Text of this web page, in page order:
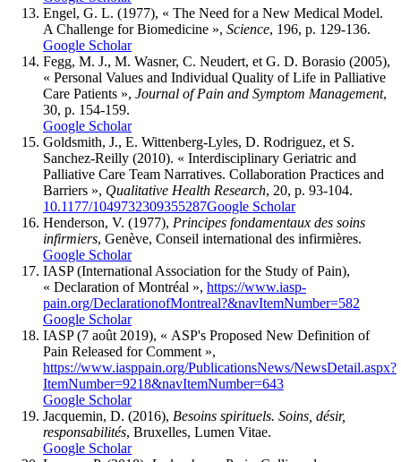
Engel, G. L. (1977), « The Need for a New Medical Model.
A Challenge for Biomedicine », Science, 196, p. 129-136.
Google Scholar
Fegg, M. J., M. Wasner, C. Neudert, et G. D. Borasio (2005),
« Personal Values and Individual Quality of Life in Palliative
Care Patients », Journal of Pain and Symptom Management,
30, p. 154-159.
Google Scholar
Goldsmith, J., E. Wittenberg-Lyles, D. Rodriguez, et S.
Sanchez-Reilly (2010). « Interdisciplinary Geriatric and
Palliative Care Team Narratives. Collaboration Practices and
Barriers », Qualitative Health Research, 20, p. 93-104.
10.1177/1049732309355287Google Scholar
Henderson, V. (1977), Principes fondamentaux des soins
infirmiers, Genève, Conseil international des infirmières.
Google Scholar
IASP (International Association for the Study of Pain),
« Declaration of Montréal », https://www.iasp-
pain.org/DeclarationofMontreal?&navItemNumber=582
Google Scholar
IASP (7 août 2019), « ASP's Proposed New Definition of
Pain Released for Comment »,
https://www.iasppain.org/PublicationsNews/NewsDetail.aspx?
ItemNumber=9218&navItemNumber=643
Google Scholar
Jacquemin, D. (2016), Besoins spirituels. Soins, désir,
responsabilités, Bruxelles, Lumen Vitae.
Google Scholar